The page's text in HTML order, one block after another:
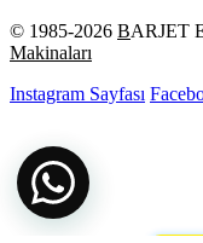
© 1985-2026 BARJET
Makinaları
Instagram Sayfası